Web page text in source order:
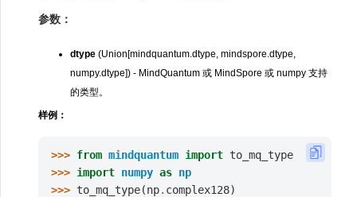
参数：
dtype (Union[mindquantum.dtype, mindspore.dtype,
numpy.dtype]) - MindQuantum 或 MindSpore 或 numpy 支持
的类型。
样例：
>>> from mindquantum import to_mq_type
>>> import numpy as np
>>> to_mq_type(np. complex128)